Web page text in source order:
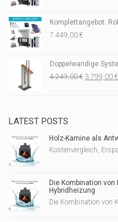
Komplettangebot:
7.449,00 €
Doppelwandige
4.249,00€ 3.799,00 €
LATEST POSTS
Holz-Kamine als
Kostenvergleich,
Die Kombination
Hybridheizung
Die Kombination von